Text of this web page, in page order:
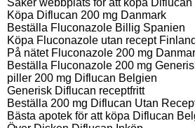
Köpa Diflucan 200 mg Danmark
Beställa Fluconazole Billig Spanien
Köpa Fluconazole utan recept Finland
På nätet Fluconazole 200 mg
Beställa Fluconazole 200 mg
piller 200 mg Diflucan Belgien
Generisk Diflucan receptfritt
Beställa 200 mg Diflucan Utan
Bästa apotek för att köpa Diflucan